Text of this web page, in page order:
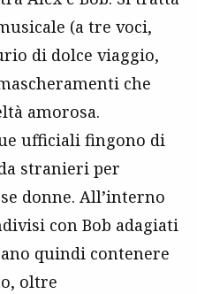
(a tre voci,
di dolce viaggio,
che
amorosa.
ufficiali fingono di
stranieri per
donne. All’interno
con Bob adagiati
quindi contenere
oltre